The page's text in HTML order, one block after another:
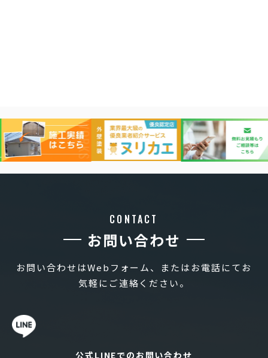
CONTACT
お問い合わせ
お問い合わせはWebフォーム、またはお電話にてお
気軽にご連絡ください。
公式LINEでのお問い合わせ